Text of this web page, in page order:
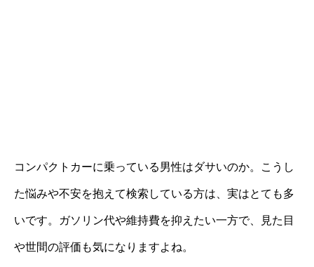
コンパクトカーに乗っている男性はダサいのか。こうし
た悩みや不安を抱えて検索している方は、実はとても多
いです。ガソリン代や維持費を抑えたい一方で、見た目
や世間の評価も気になりますよね。